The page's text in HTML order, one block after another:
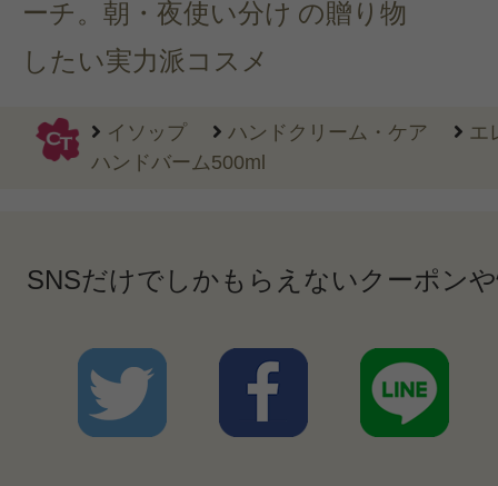
ーチ。朝・夜使い分け
したい実力派コスメ
の贈り物
イソップ ハンドクリーム・ケア
エ
ハンドバーム500ml
SNSだけでしかもらえないクーポン